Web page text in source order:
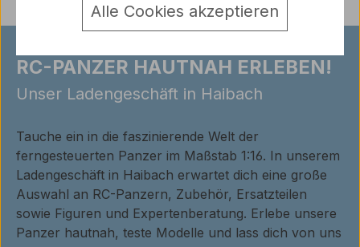
RC-PANZER HAUTNAH ERLEBEN!
Unser Ladengeschäft in Haibach
Tauche ein in die faszinierende Welt der
ferngesteuerten Panzer im Maßstab 1:16. In unserem
Ladengeschäft in Haibach erwartet dich eine große
Auswahl an RC-Panzern, Zubehör, Ersatzteilen
sowie Figuren und Expertenberatung. Erlebe unsere
Panzer hautnah, teste Modelle und lass dich von uns
Alle Cookies akzeptieren